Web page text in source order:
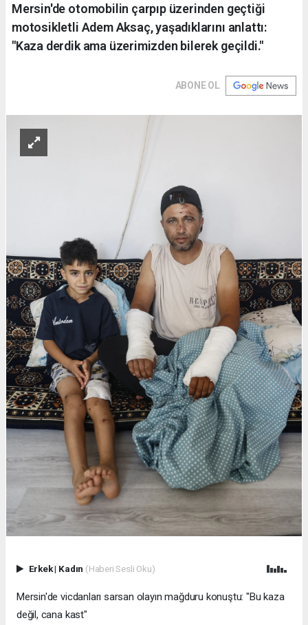
Mersin'de otomobilin çarpıp üzerinden geçtiği
motosikletli Adem Aksaç, yaşadıklarını anlattı:
"Kaza derdik ama üzerimizden bilerek geçildi."
ABONE OL
Erkek| Kadın (Haberi Sesli Oku)
Mersin'de vicdanları sarsan olayın mağduru konuştu: "Bu kaza
değil, cana kast"